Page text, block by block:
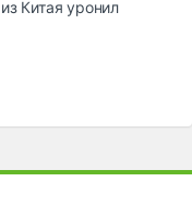
Китая уронил